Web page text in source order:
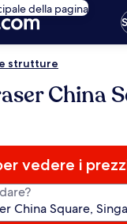
della pagina
strutture
China
vedere i